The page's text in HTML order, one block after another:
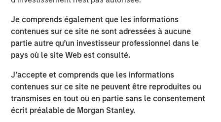
Je comprends également que les informations
contenues sur ce site ne sont adressées à aucune
partie autre qu’un investisseur professionnel dans le
pays où le site Web est consulté.
J’accepte et comprends que les informations
contenues sur ce site ne peuvent être reproduites ou
transmises en tout ou en partie sans le consentement
écrit préalable de Morgan Stanley.
variations quotidiennes des indices étant souvent
rythmées par les annonces d’escalade ou de
désescalade en provenance de la Maison‑Blanche.
Malgré tout, les niveaux des indices suggèrent une
même mis en avant un « optimisme sidérant face à une
situation préoccupante qui pourrait s’aggraver
considérablement », mettant en garde notamment les
investisseurs en actions, susceptibles d’être